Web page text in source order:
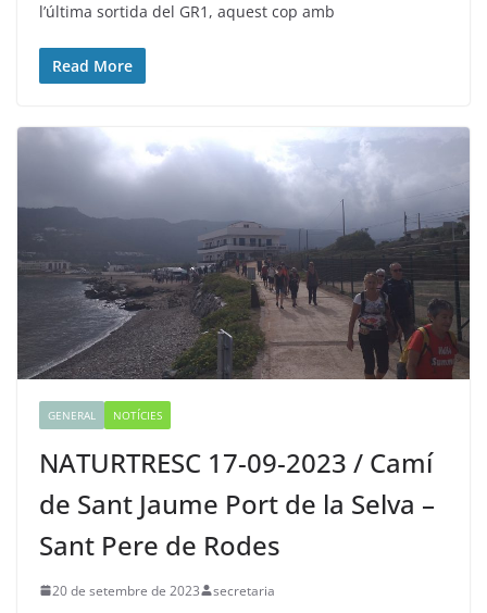
l’última sortida del GR1, aquest cop amb
Read More
GENERAL NOTÍCIES
NATURTRESC 17-09-2023 / Camí
de Sant Jaume Port de la Selva –
Sant Pere de Rodes
20 de setembre de 2023 secretaria